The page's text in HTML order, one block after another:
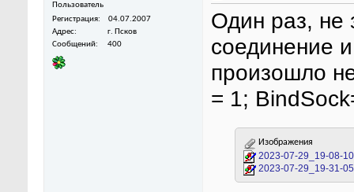
Пользователь
Регистрация
04.07.2007
Адрес
г. Псков
Сообщений
400
Один раз, не
соединение
произошло
= 1;
Изображения
2023-07-29_19-08-
2023-07-29_19-31-